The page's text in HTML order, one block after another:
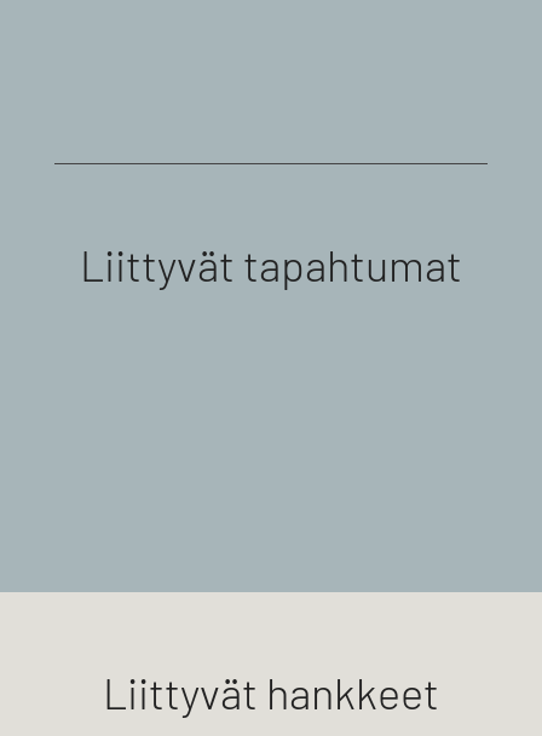
Liittyvät tapahtumat
Liittyvät hankkeet